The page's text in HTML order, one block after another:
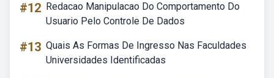
#12 Redacao Manipulacao Do Comportamento Do
Usuario Pelo Controle De Dados
#13 Quais As Formas De Ingresso Nas Faculdades
Universidades Identificadas